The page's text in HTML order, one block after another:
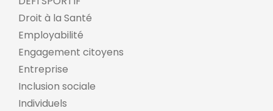
Droit à la Santé
Employabilité
Engagement citoyens
Entreprise
Inclusion sociale
Individuels